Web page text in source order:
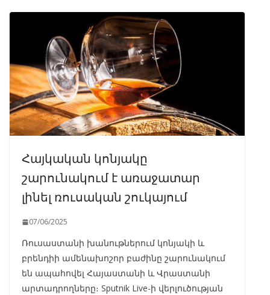
Հայկական կոնյակը
շարունակում է առաջատար
լինել ռուսական շուկայում
07/06/2025
Ռուսաստանի խանութներում կոնյակի և
բրենդիի ամենախոշոր բաժինը շարունակում
են ապահովել Հայաստանի և Վրաստանի
արտադրողները։ Sputnik Live-ի վերլուծության